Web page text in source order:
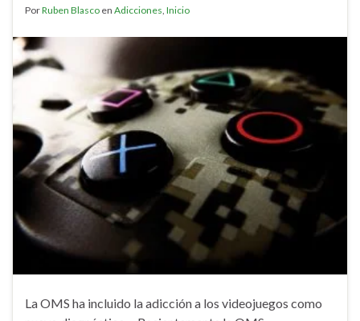
PorRuben Blasco en Adicciones Inicio
La OMS ha incluido la adicción a los videojuegos como